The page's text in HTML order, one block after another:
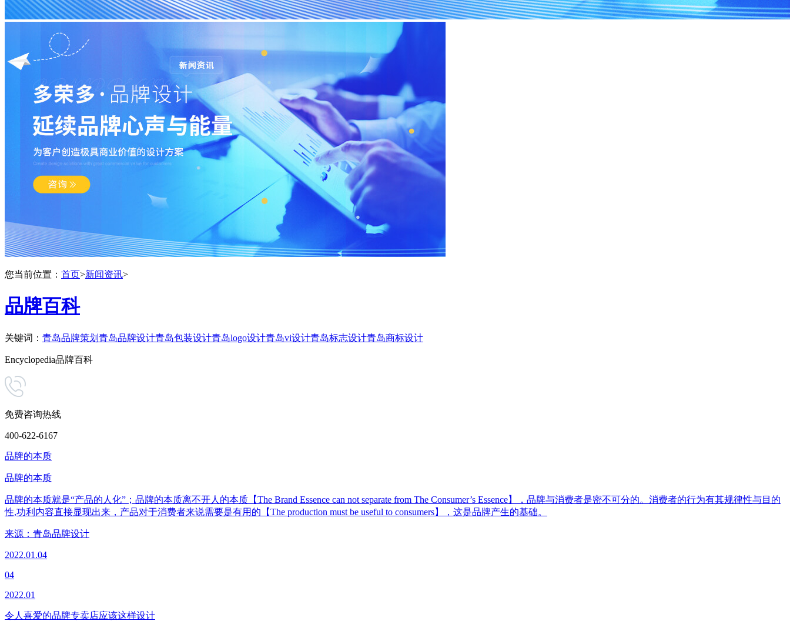
您当前位置： 首页>新闻资讯>
品牌百科
关键词： 青岛品牌策划 青岛品牌设计青岛包装设计青岛logo设计青岛vi设计青岛标志设计青岛商标设计
Encyclopedia品牌百科
免费咨询热线
400-622-6167
品牌的本质
品牌的本质
品牌的本质就是“产品的人化”；品牌的本质离不开人的本质【The Brand Essence can not separate from The Consumer’s Essence】，品牌与消费者是密不可分的。消费者的行为有其规律性与目的
性,功利内容直接显现出来，产品对于消费者来说需要是有用的【The production must be useful to consumers】，这是品牌产生的基础。
来源： 青岛品牌设计
2022.01.04
04
2022.01
令人喜爱的品牌专卖店应该这样设计